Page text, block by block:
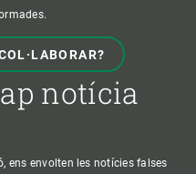
notícia
ens envolten les notícies falses